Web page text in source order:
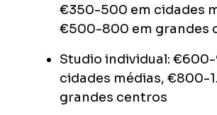
€350-500 em cidades
€500-800 em grandes
Studio individual:
cidades médias, €800-
grandes centros